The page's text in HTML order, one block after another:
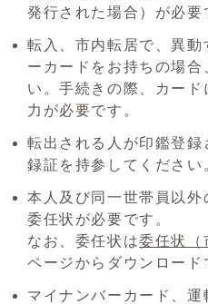
発行された場合）が必要
転入、市内転居で、異
ーカードをお持ちの場
い。手続きの際、カード
力が必要です。
転出される人が印鑑登
録証を持参してください
本人及び同一世帯員以外
委任状が必要です。
なお、委任状は委任状（
ページからダウンロード
マイナンバーカード、